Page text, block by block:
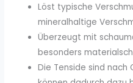
Löst typische
mineralhaltige
Überzeugt mit
besonders
Die Tenside sind nach